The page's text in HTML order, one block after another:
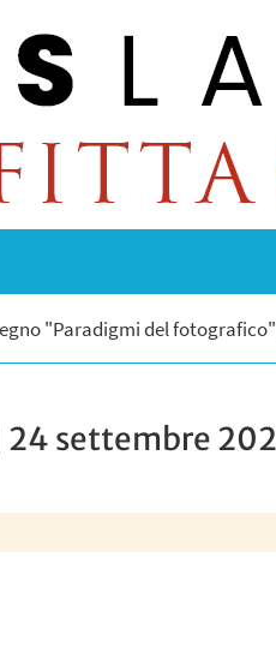
"Paradigmi del fotografico"
settembre